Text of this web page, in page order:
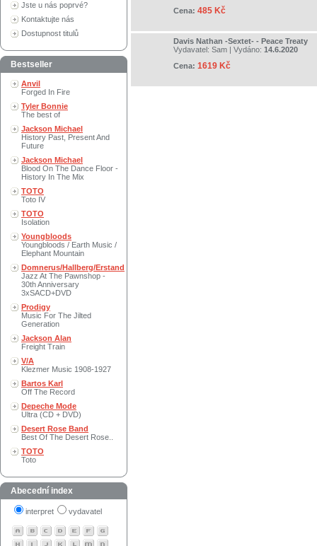
Jste u nás poprvé?
Kontaktujte nás
Dostupnost titulů
Bestseller
Anvil
Forged In Fire
Tyler Bonnie
The best of
Jackson Michael
History Past, Present And
Future
Jackson Michael
Blood On The Dance Floor -
History In The Mix
TOTO
Toto IV
TOTO
Isolation
Youngbloods
Youngbloods / Earth Music /
Elephant Mountain
Domnerus/Hallberg/Erstand
Jazz At The Pawnshop -
30th Anniversary
3xSACD+DVD
Prodigy
Music For The Jilted
Generation
Jackson Alan
Freight Train
V/A
Klezmer Music 1908-1927
Bartos Karl
Off The Record
Depeche Mode
Ultra (CD + DVD)
Desert Rose Band
Best Of The Desert Rose..
TOTO
Toto
Abecední index
interpret vydavatel
Cena: 485 Kč
Davis Nathan -Sextet- - Peace Treaty
Vydavatel: Sam | Vydáno: 14.6.2020
Cena: 1619 Kč